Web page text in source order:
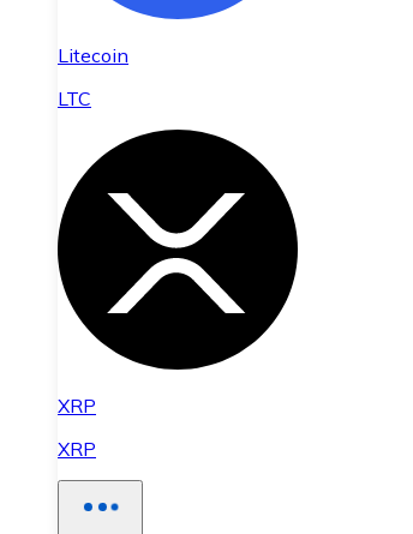
Litecoin
LTC
XRP
XRP